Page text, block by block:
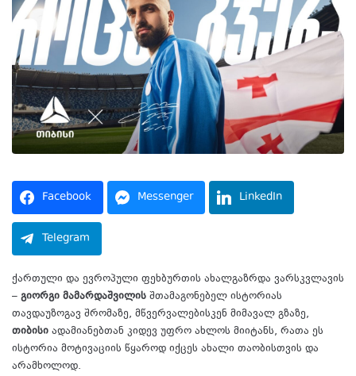
Facebook Messenger LinkedIn
Telegram
ქართული და ევროპული ფეხბურთის ახალგაზრდა ვარსკვლავის
– გიორგი მამარდაშვილის შთამაგონებელ ისტორიას
თავდაუზოგავ შრომაზე, მწვერვალებისკენ მიმავალ გზაზე,
თიბისი ადამიანებთან კიდევ უფრო ახლოს მიიტანს, რათა ეს
ისტორია მოტივაციის წყაროდ იქცეს ახალი თაობისთვის და
არამხოლოდ.